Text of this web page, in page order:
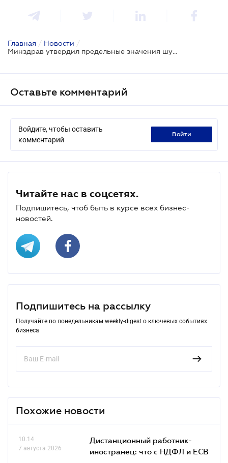
Главная / Новости /
Минздрав утвердил предельные значения шумового влияния на рабочем месте
Оставьте комментарий
Войдите, чтобы оставить
комментарий
войти
Читайте нас в соцсетях.
Подпишитесь, чтоб быть в курсе всех бизнес-
новостей.
Подпишитесь на рассылку
Получайте по понедельникам weekly-digest о ключевых событиях
бизнеса
Похожие новости
10.14
7 августа 2026
Дистанционный работник-
иностранец: что с НДФЛ и ЕСВ